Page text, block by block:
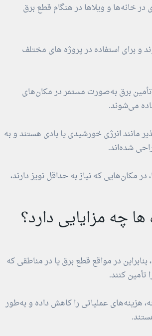
در خانه‌ها و ویلاها در هنگام قطع برق
و برای استفاده در پروژه‌ های مختلف
برق به‌صورت مستمر در مکان‌های
می‌شوند.
مانند انرژی خورشیدی یا بادی هستند و به‌
شده‌اند.
مکان‌هایی که نیاز به حداقل نویز دارند،
ها چه مزایایی دارد؟
در مواقع قطع برق یا در مناطقی که
تأمین کنند.
هزینه‌های عملیاتی را کاهش داده و به‌طور